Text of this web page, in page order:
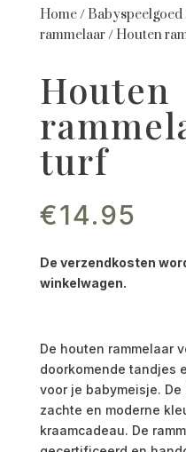
Home/ Babyspeelgoed
rammelaar/ Houten
Houten
turf
€14.95
De verzendkosten
winkelwagen.
De houten rammelaar
doorkomende tandjes
voor je babymeisje.
zachte en moderne
kraamcadeau. De